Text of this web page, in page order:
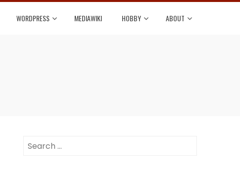
WORDPRESS MEDIAWIKI HOBBY ABOUT
Search